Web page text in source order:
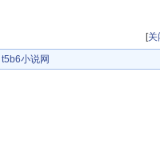
[关
t5b6小说网